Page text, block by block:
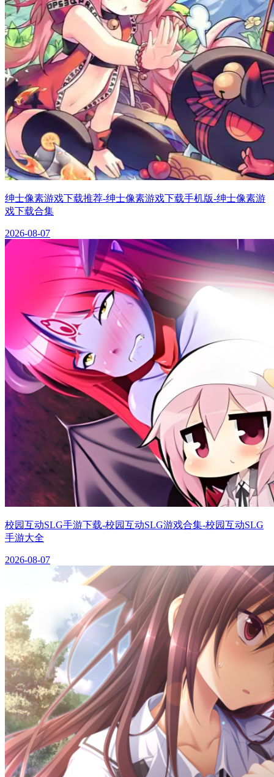
绅士像素游戏下载推荐-绅士像素游戏下载手机版-绅士像素游
戏下载合集
2026-08-07
校园互动SLG手游下载-校园互动SLG游戏合集-校园互动SLG
手游大全
2026-08-07